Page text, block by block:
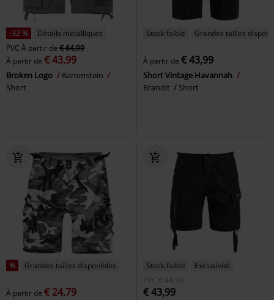
-32 %
Détails métalliques
PVC À partir de € 64,99
À partir de € 43,99
Broken Logo
Rammstein
Short
Stock faible Grandes tailles
À partir de € 43,99
Short Vintage Havannah
Brandit
Short
% Grandes tailles disponibles
À partir de € 24,79
Stock faible
Exclusivité
PVC € 44,99
€ 43,99